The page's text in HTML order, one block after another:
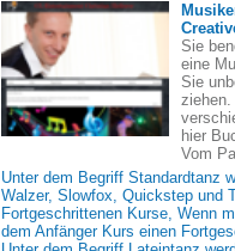
Sie
eine
Sie
ziehen.
hier
Vom
Unter dem Begriff Standardtanz
Walzer, Slowfox, Quickstep und
Fortgeschrittenen Kurse, Wenn
dem Anfänger Kurs einen